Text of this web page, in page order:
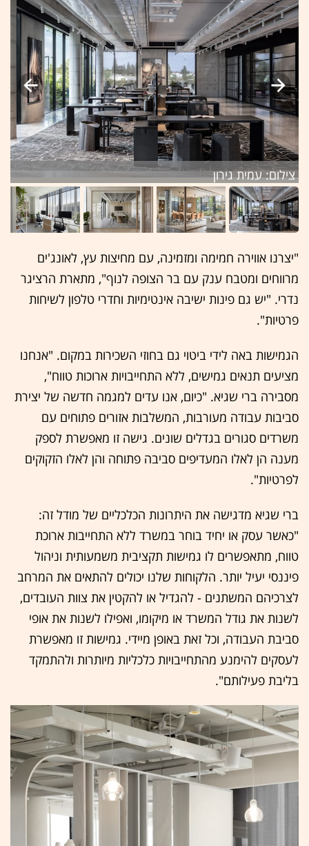
צילום: עמית גירון
"יצרנו אווירה חמימה ומזמינה, עם מחיצות עץ, לאונג'ים
מרווחים ומטבח ענק עם בר הצופה לנוף", מתארת הרציגר
נדרי. "יש גם פינות ישיבה אינטימיות וחדרי טלפון לשיחות
פרטיות".
הגמישות באה לידי ביטוי גם בחוזי השכירות במקום. "אנחנו
מציעים תנאים גמישים, ללא התחייבויות ארוכות טווח",
מסבירה ברי שגיא. "כיום, אנו עדים למגמה חדשה של יצירת
סביבות עבודה מעורבות, המשלבות אזורים פתוחים עם
משרדים סגורים בגדלים שונים. גישה זו מאפשרת לספק
מענה הן לאלו המעדיפים סביבה פתוחה והן לאלו הזקוקים
לפרטיות".
ברי שגיא מדגישה את היתרונות הכלכליים של מודל זה:
"כאשר עסק או יחיד בוחר במשרד ללא התחייבות ארוכת
טווח, מתאפשרים לו גמישות תקציבית משמעותית וניהול
פיננסי יעיל יותר. הלקוחות שלנו יכולים להתאים את המרחב
לצרכיהם המשתנים - להגדיל או להקטין את צוות העובדים,
לשנות את גודל המשרד או מיקומו, ואפילו לשנות את אופי
סביבת העבודה, וכל זאת באופן מיידי. גמישות זו מאפשרת
לעסקים להימנע מהתחייבויות כלכליות מיותרות ולהתמקד
בליבת פעילותם".